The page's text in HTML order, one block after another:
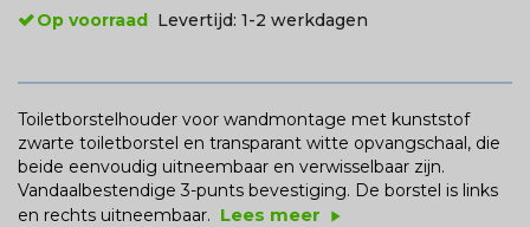
Op voorraad Levertijd: 1-2 werkdagen
Toiletborstelhouder voor wandmontage met kunststof
zwarte toiletborstel en transparant witte opvangschaal, die
beide eenvoudig uitneembaar en verwisselbaar zijn.
Vandaalbestendige 3-punts bevestiging. De borstel is links
en rechts uitneembaar. Lees meer play_arrow